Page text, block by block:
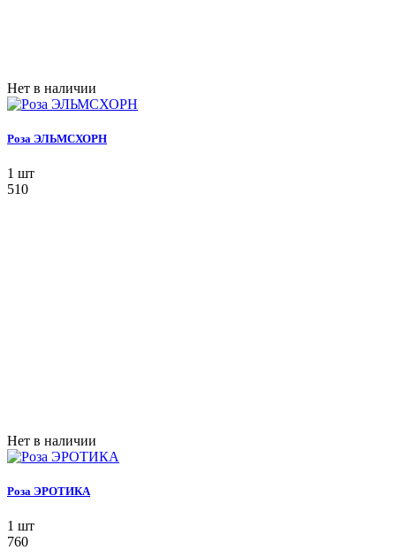
Нет в наличии
Роза ЭЛЬМСХОРН
1 шт
510
Нет в наличии
Роза ЭРОТИКА
1 шт
760